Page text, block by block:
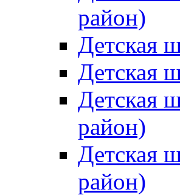
район)
Детская
Детская
Детская
район)
Детская
район)